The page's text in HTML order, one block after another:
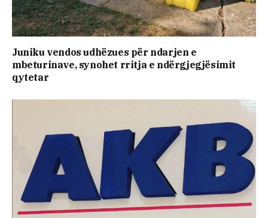
Juniku vendos udhëzues për ndarjen e
mbeturinave, synohet rritja e ndërgjegjësimit
qytetar